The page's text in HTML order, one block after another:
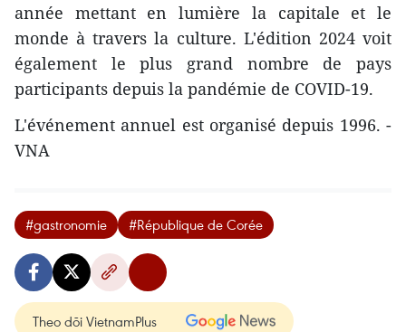
année mettant en lumière la capitale et le
monde à travers la culture. L'édition 2024 voit
également le plus grand nombre de pays
participants depuis la pandémie de COVID-19.
L'événement annuel est organisé depuis 1996. -
VNA
#gastronomie #République de Corée
Theo dõi VietnamPlus